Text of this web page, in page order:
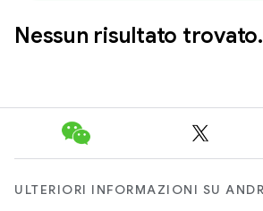
Nessun risultato trovato.
ULTERIORI INFORMAZIONI SU